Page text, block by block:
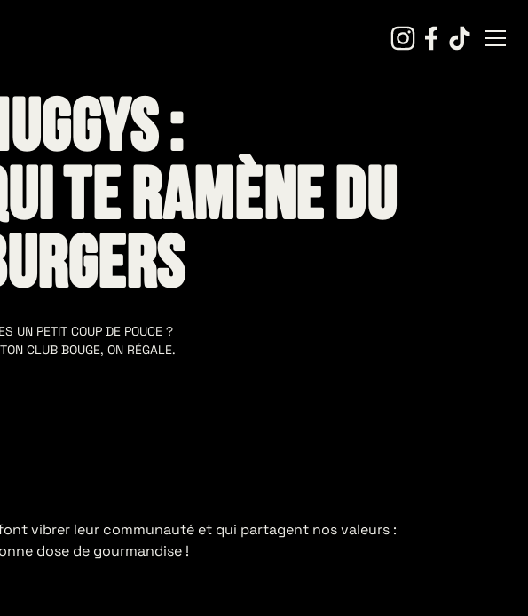
:
te ramène du
UN PETIT COUP DE POUCE ?
CLUB BOUGE, ON RÉGALE.
vibrer leur communauté et qui partagent nos valeurs :
dose de gourmandise !